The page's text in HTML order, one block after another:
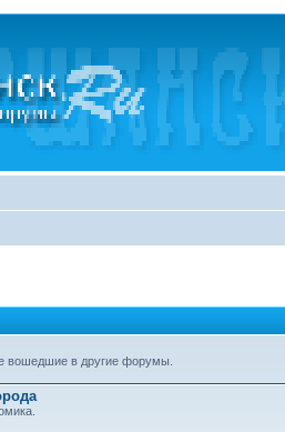
вошедшие в другие форумы.